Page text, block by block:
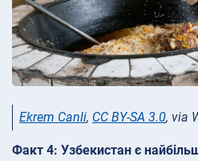
Ekrem Canli, CC BY-SA 3.0, via
Факт 4: Узбекистан є